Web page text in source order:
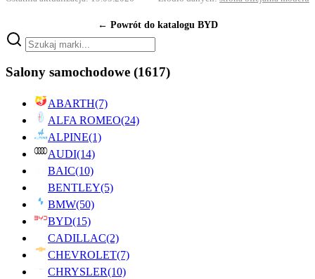
← Powrót do katalogu BYD
Salony samochodowe (1617)
ABARTH(7)
ALFA ROMEO(24)
ALPINE(1)
AUDI(14)
BAIC(10)
BENTLEY(5)
BMW(50)
BYD(15)
CADILLAC(2)
CHEVROLET(7)
CHRYSLER(10)